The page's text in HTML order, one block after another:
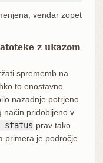
vendar zopet
z ukazom
sprememb na
to enostavno
nazadnje potrjeno
način pridobljeno v
status prav tako
primera je področje